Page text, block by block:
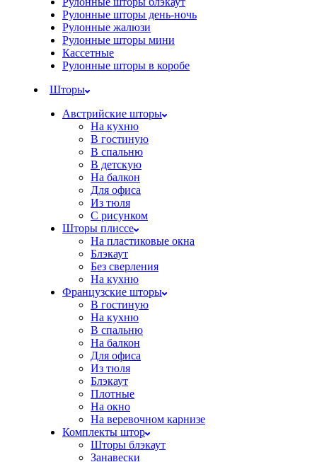
Рулонные шторы день-ночь
Рулонные жалюзи
Рулонные шторы мини
Кассетные
Рулонные шторы в коробе
Шторы
Австрийские шторы
На кухню
В гостиную
В спальню
В детскую
На балкон
Для офиса
Из тюля
С рисунком
Шторы плиссе
На пластиковые окна
Блэкаут
Без сверления
На кухню
Французские шторы
В гостиную
На кухню
В спальню
На балкон
Для офиса
Из тюля
Блэкаут
Плотные
На окно
На веревочном карнизе
Комплекты штор
Шторы блэкаут
Занавески